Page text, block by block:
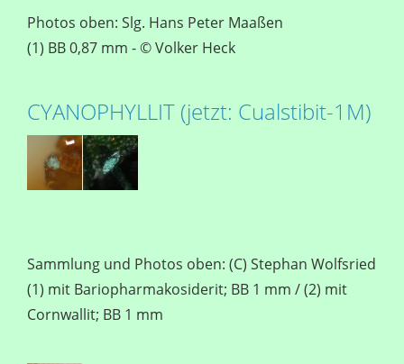
Photos oben: Slg. Hans Peter Maaßen
(1) BB 0,87 mm - © Volker Heck
CYANOPHYLLIT (jetzt: Cualstibit-1M)
Sammlung und Photos oben: (C) Stephan Wolfsried
(1) mit Bariopharmakosiderit; BB 1 mm / (2) mit
Cornwallit; BB 1 mm